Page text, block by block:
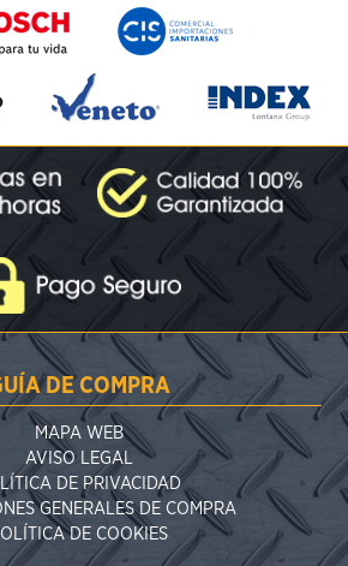
DE COMPRA
MAPA WEB
AVISO LEGAL
DE PRIVACIDAD
GENERALES DE COMPRA
DE COOKIES